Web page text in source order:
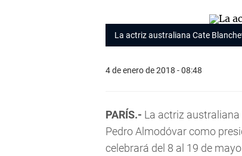
La actriz australiana Cate
4 de enero de 2018 - 08:48
PARÍS.- La actriz australiana
Pedro Almodóvar como
celebrará del 8 al 19 de